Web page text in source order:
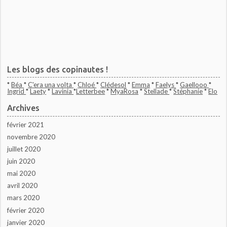
Les blogs des copinautes !
*Béa*C'era una volta*Chloé*Clédesol *Emma *Faelys*Gaellooo*
Ingrid*Laety*Lavinia*Letterbee*MyaRosa *Stellade*Stéphanie*Elo
Archives
février 2021
novembre 2020
juillet 2020
juin 2020
mai 2020
avril 2020
mars 2020
février 2020
janvier 2020